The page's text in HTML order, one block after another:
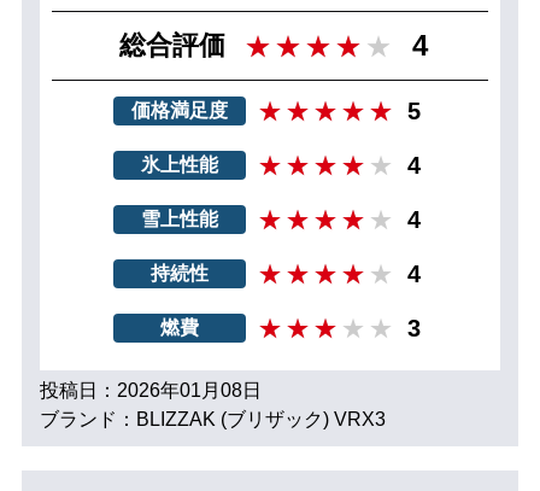
総合評価 4
価格満足度 5
氷上性能 4
雪上性能 4
持続性 4
燃費 3
投稿日：2026年01月08日
ブランド：BLIZZAK (ブリザック) VRX3